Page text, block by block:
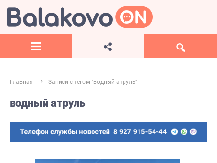
Главная Записи с тегом "водный атруль"
водный атруль